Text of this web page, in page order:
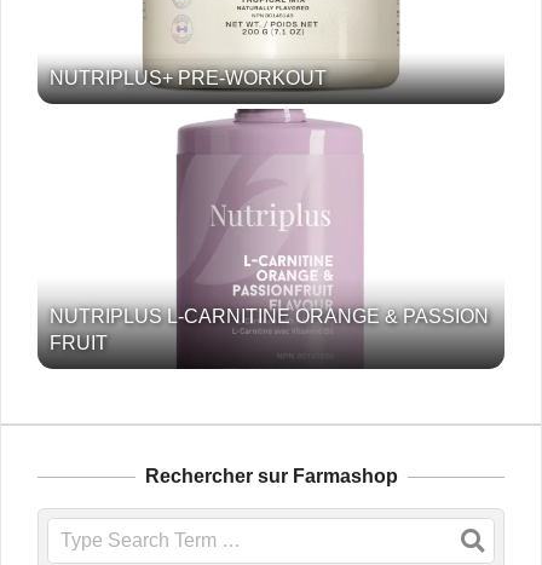
NUTRIPLUS+ PRE-WORKOUT
NUTRIPLUS L-CARNITINE ORANGE & PASSION
FRUIT
Rechercher sur Farmashop
Search